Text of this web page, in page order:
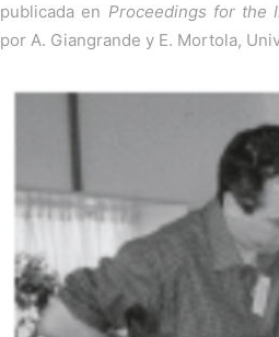
publicada en Proceedings for the
por A. Giangrande y E. Mortola,